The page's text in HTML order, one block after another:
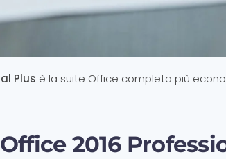
Plus è la suite Office completa più
2016